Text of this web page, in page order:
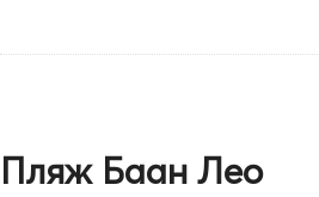
Пляж Баан Лео